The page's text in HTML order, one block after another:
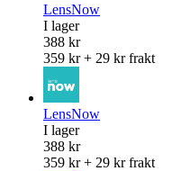
LensNow
I lager
388 kr
359 kr + 29 kr frakt
LensNow
I lager
388 kr
359 kr + 29 kr frakt